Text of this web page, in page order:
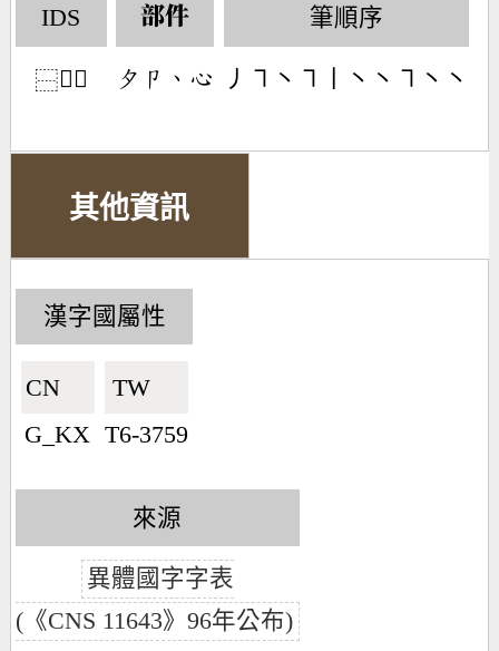
IDS
⿱𡖉心
部件
󶂆󶁊󶀅󶄀
筆順序
丿㇕丶㇕丨丶丶㇕丶丶
其他資訊
漢字國屬性
CN🇨🇳
G_KX
TW🇹🇼
T6-3759
來源
異體國字字表
(《CNS 11643》96年公布)